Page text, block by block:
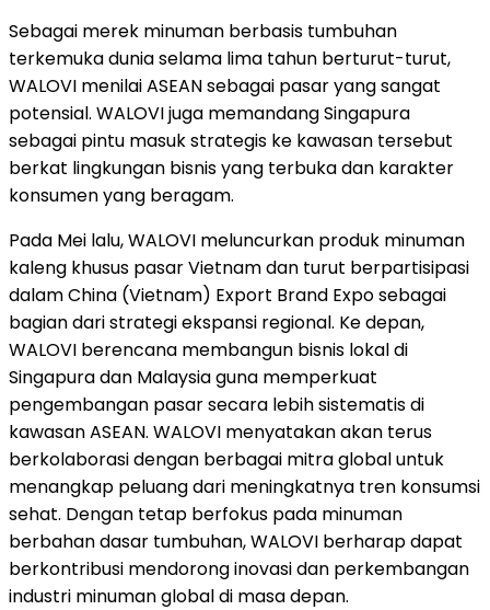
Sebagai merek minuman berbasis tumbuhan
terkemuka dunia selama lima tahun berturut-turut,
WALOVI menilai ASEAN sebagai pasar yang sangat
potensial. WALOVI juga memandang Singapura
sebagai pintu masuk strategis ke kawasan tersebut
berkat lingkungan bisnis yang terbuka dan karakter
konsumen yang beragam.
Pada Mei lalu, WALOVI meluncurkan produk minuman
kaleng khusus pasar Vietnam dan turut berpartisipasi
dalam China (Vietnam) Export Brand Expo sebagai
bagian dari strategi ekspansi regional. Ke depan,
WALOVI berencana membangun bisnis lokal di
Singapura dan Malaysia guna memperkuat
pengembangan pasar secara lebih sistematis di
kawasan ASEAN. WALOVI menyatakan akan terus
berkolaborasi dengan berbagai mitra global untuk
menangkap peluang dari meningkatnya tren konsumsi
sehat. Dengan tetap berfokus pada minuman
berbahan dasar tumbuhan, WALOVI berharap dapat
berkontribusi mendorong inovasi dan perkembangan
industri minuman global di masa depan.